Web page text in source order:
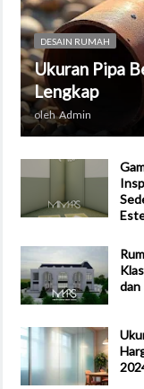
DESAIN RUMAH
Ukuran Pipa
Lengkap
oleh Admin
dan